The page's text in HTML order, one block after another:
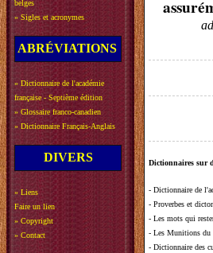
belges
» Sigles et acronymes
ABRÉVIATIONS
» Dictionnaire de l'académie
française - Septième édition
» Glossaire franco-canadien
» Dictionnaire Français-Anglais
DIVERS
» Liens
Faire un lien
» Copyright
» Contact
Dictionnaires sur
- Dictionnaire de
- Proverbes et
- Les mots qui
- Les Munitions du
- Dictionnaire des